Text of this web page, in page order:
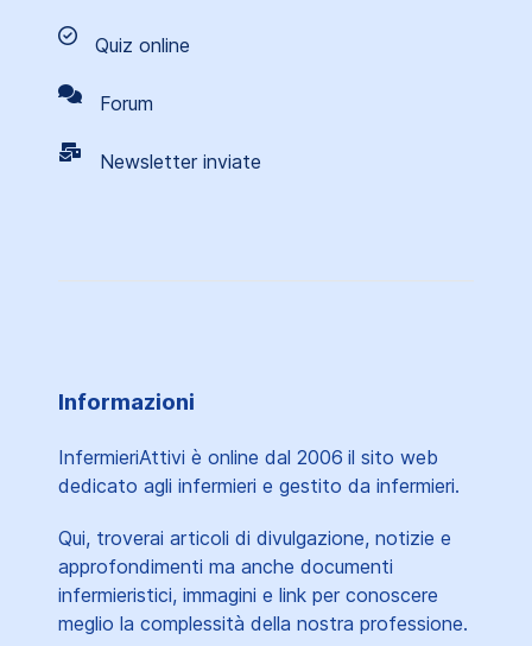
Quiz online
Forum
Newsletter inviate
Informazioni
InfermieriAttivi è online dal 2006 il sito web
dedicato agli infermieri e gestito da infermieri.
Qui, troverai articoli di divulgazione, notizie e
approfondimenti ma anche documenti
infermieristici, immagini e link per conoscere
meglio la complessità della nostra professione.